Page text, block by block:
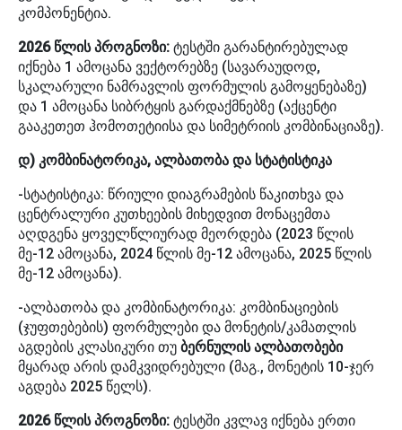
კომპონენტია.
2026 წლის პროგნოზი: ტესტში გარანტირებულად
იქნება 1 ამოცანა ვექტორებზე (სავარაუდოდ,
სკალარული ნამრავლის ფორმულის გამოყენებაზე)
და 1 ამოცანა სიბრტყის გარდაქმნებზე (აქცენტი
გააკეთეთ ჰომოთეტიისა და სიმეტრიის კომბინაციაზე).
დ) კომბინატორიკა, ალბათობა და სტატისტიკა
-სტატისტიკა: წრიული დიაგრამების წაკითხვა და
ცენტრალური კუთხეების მიხედვით მონაცემთა
აღდგენა ყოველწლიურად მეორდება (2023 წლის
მე-12 ამოცანა, 2024 წლის მე-12 ამოცანა, 2025 წლის
მე-12 ამოცანა).
-ალბათობა და კომბინატორიკა: კომბინაციების
(ჯუფთებების) ფორმულები და მონეტის/კამათლის
აგდების კლასიკური თუ ბერნულის ალბათობები
მყარად არის დამკვიდრებული (მაგ., მონეტის 10-ჯერ
აგდება 2025 წელს).
2026 წლის პროგნოზი: ტესტში კვლავ იქნება ერთი